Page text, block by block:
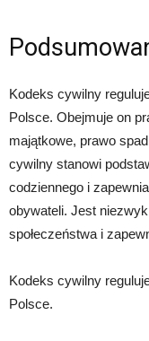
Kodeks cywilny
Polsce. Obejmuje on
majątkowe, prawo
cywilny stanowi
codziennego i
obywateli. Jest
społeczeństwa i
Kodeks cywilny
Polsce.